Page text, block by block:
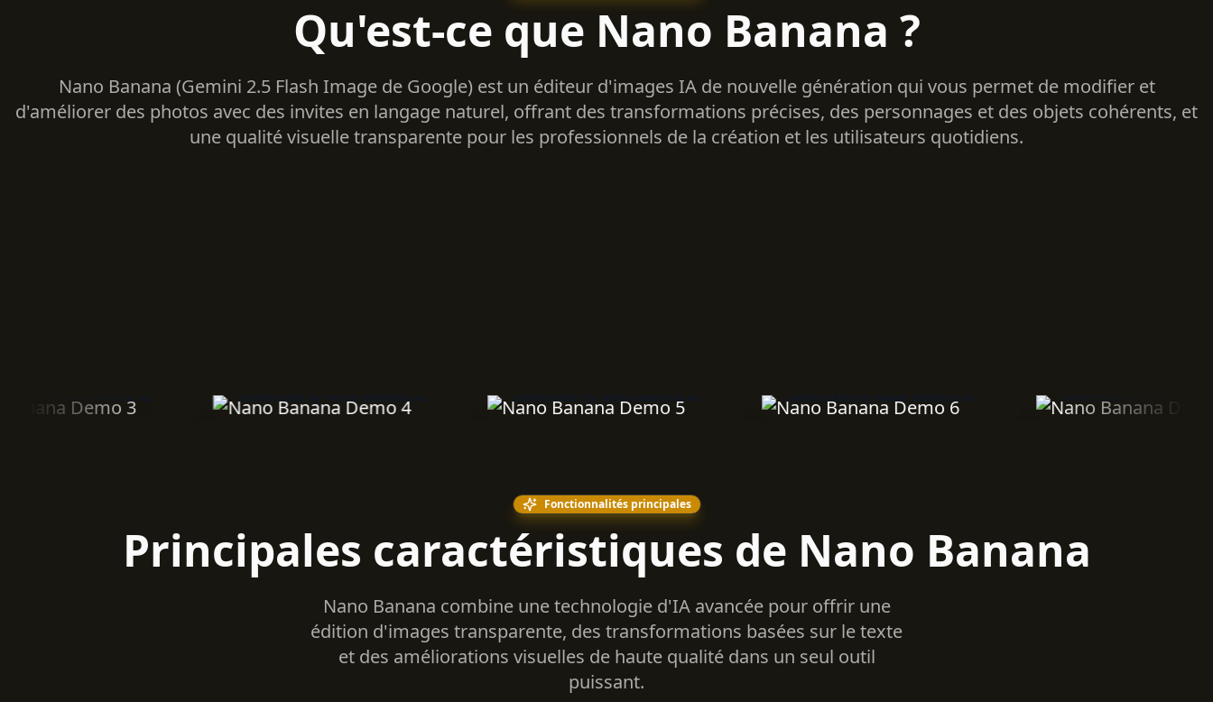
Qu'est-ce que Nano Banana ?
Nano Banana (Gemini 2.5 Flash Image de Google) est un éditeur d'images IA de nouvelle génération qui vous permet de modifier et
d'améliorer des photos avec des invites en langage naturel, offrant des transformations précises, des personnages et des objets cohérents, et
une qualité visuelle transparente pour les professionnels de la création et les utilisateurs quotidiens.
Generated by Nano Banana AI
Generated by Nano Banana AI Generated by Nano Banana AI Generated by Nano Banana AI
Fonctionnalités principales
Principales caractéristiques de Nano Banana
Nano Banana combine une technologie d'IA avancée pour offrir une
édition d'images transparente, des transformations basées sur le texte
et des améliorations visuelles de haute qualité dans un seul outil
puissant.